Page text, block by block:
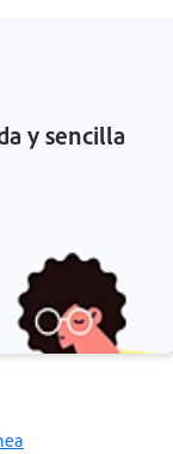
y sencilla